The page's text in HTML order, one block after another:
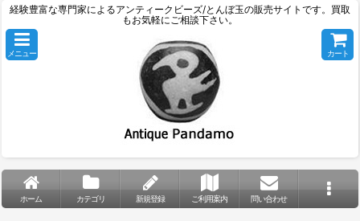
経験豊富な専門家によるアンティークビーズ/とんぼ玉の販売サイトです。買取
もお気軽にご相談下さい。
メニュー カート
ホーム カテゴリ 新規登録 ご利用案内 問い合わせ